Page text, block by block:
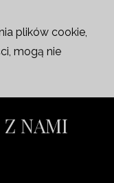
plików cookie,
mogą nie
Z NAMI